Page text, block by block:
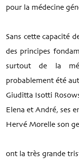
pour la médecine
Sans cette capacité
des principes
surtout de la
probablement été
Giuditta Isotti
Elena et André, ses
Hervé Morelle son
ont la très grande